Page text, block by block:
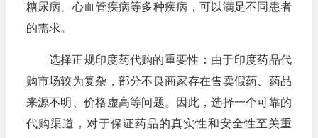
糖尿病、心血管疾病等多种疾病，可以满足不同患者
的需求。
选择正规印度药代购的重要性：由于印度药品代
购市场较为复杂，部分不良商家存在售卖假药、药品
来源不明、价格虚高等问题。因此，选择一个可靠的
代购渠道，对于保证药品的真实性和安全性至关重